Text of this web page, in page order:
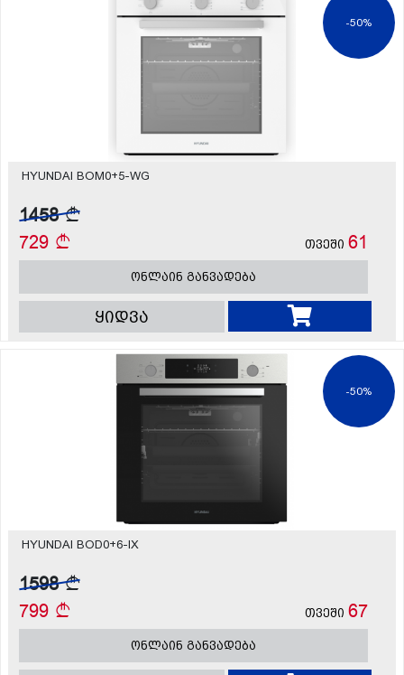
-50%
HYUNDAI BOM0+5-WG
1458
729
თვეში 61
ონლაინ განვადება
ყიდვა
-50%
HYUNDAI BOD0+6-IX
1598
799
თვეში 67
ონლაინ განვადება